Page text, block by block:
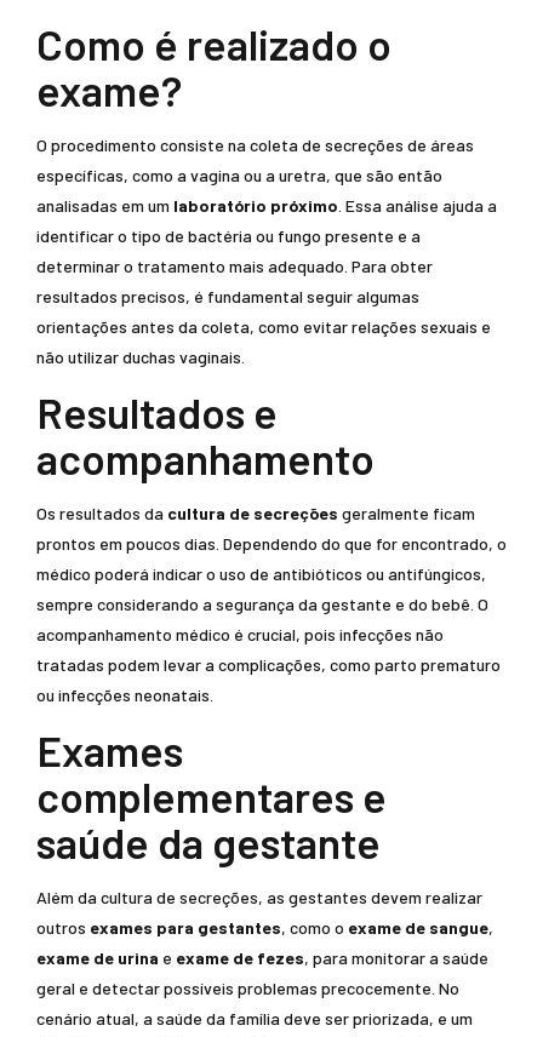
Como é realizado o
exame?
O procedimento consiste na coleta de secreções de áreas
específicas, como a vagina ou a uretra, que são então
analisadas em um laboratório próximo . Essa análise ajuda a
identificar o tipo de bactéria ou fungo presente e a
determinar o tratamento mais adequado. Para obter
resultados precisos, é fundamental seguir algumas
orientações antes da coleta, como evitar relações sexuais e
não utilizar duchas vaginais.
Resultados e
acompanhamento
Os resultados da cultura de secreções geralmente ficam
prontos em poucos dias. Dependendo do que for encontrado, o
médico poderá indicar o uso de antibióticos ou antifúngicos,
sempre considerando a segurança da gestante e do bebê. O
acompanhamento médico é crucial, pois infecções não
tratadas podem levar a complicações, como parto prematuro
ou infecções neonatais.
Exames
complementares e
saúde da gestante
Além da cultura de secreções, as gestantes devem realizar
outros exames para gestantes, como o exame de sangue,
exame de urina e exame de fezes, para monitorar a saúde
geral e detectar possíveis problemas precocemente. No
cenário atual, a saúde da família deve ser priorizada, e um